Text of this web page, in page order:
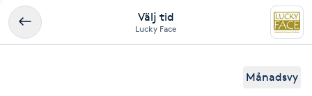
Välj tid
Lucky Face
Månadsvy